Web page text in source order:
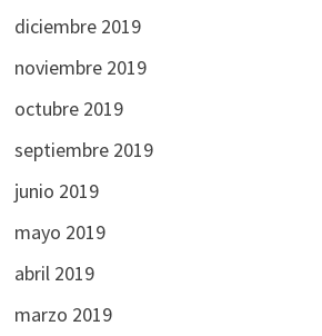
diciembre 2019
noviembre 2019
octubre 2019
septiembre 2019
junio 2019
mayo 2019
abril 2019
marzo 2019